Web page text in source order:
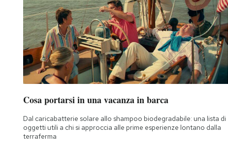
Cosa portarsi in una vacanza in barca
Dal caricabatterie solare allo shampoo biodegradabile: una lista di
oggetti utili a chi si approccia alle prime esperienze lontano dalla
terraferma